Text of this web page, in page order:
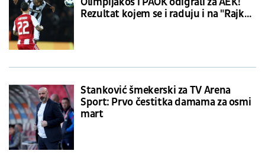
Rezultat kojem se i raduju i na "Rajku
Stanković šmekerski za TV Arena
Sport: Prvo čestitka damama za osmi
mart